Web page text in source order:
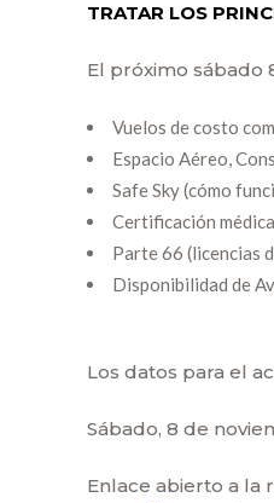
TRATAR LOS
El próximo sábado
Vuelos de costo
Espacio Aéreo,
Safe Sky (cómo
Certificación
Parte 66 (licencias
Disponibilidad de
Los datos para el
Sábado, 8 de
Enlace abierto a la